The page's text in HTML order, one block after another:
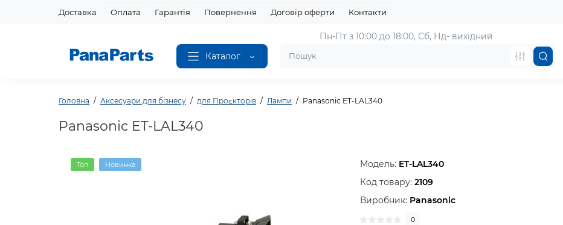
Доставка Оплата Гарантія Повернення Договір оферти Контакти
Каталог
Пн-Пт з 10:00 до 18:00, Сб, Нд- вихідний
Головна Аксесуари для бізнесу для Проєкторів Лампи Panasonic ET-LAL340
Panasonic ET-LAL340
Топ Новинка Модель: ET-LAL340
Код товару:2109
Виробник: Panasonic
0